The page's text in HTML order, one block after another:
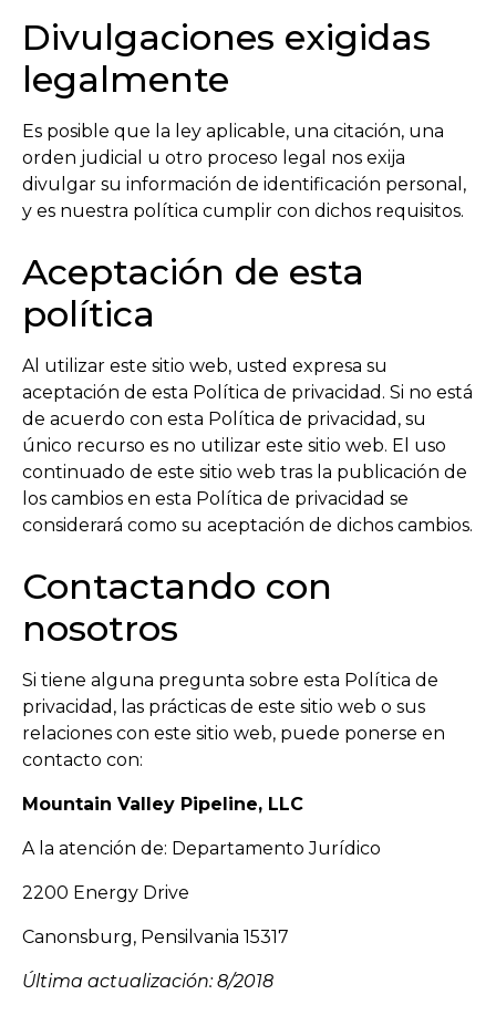
Divulgaciones exigidas
legalmente
Es posible que la ley aplicable, una citación, una
orden judicial u otro proceso legal nos exija
divulgar su información de identificación personal,
y es nuestra política cumplir con dichos requisitos.
Aceptación de esta
política
Al utilizar este sitio web, usted expresa su
aceptación de esta Política de privacidad. Si no está
de acuerdo con esta Política de privacidad, su
único recurso es no utilizar este sitio web. El uso
continuado de este sitio web tras la publicación de
los cambios en esta Política de privacidad se
considerará como su aceptación de dichos cambios.
Contactando con
nosotros
Si tiene alguna pregunta sobre esta Política de
privacidad, las prácticas de este sitio web o sus
relaciones con este sitio web, puede ponerse en
contacto con:
Mountain Valley Pipeline, LLC
A la atención de: Departamento Jurídico
2200 Energy Drive
Canonsburg, Pensilvania 15317
Última actualización: 8/2018